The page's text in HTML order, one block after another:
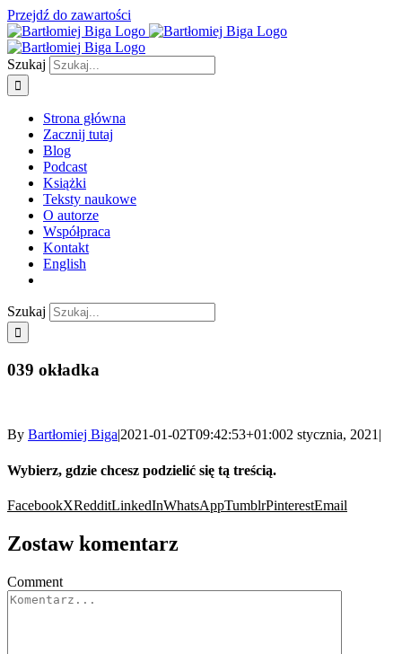
Przejdź do zawartości
Szukaj
Strona główna
Zacznij tutaj
Blog
Podcast
Książki
Teksty naukowe
O autorze
Współpraca
Kontakt
English
Szukaj
039 okładka
By Bartłomiej Biga|2021-01-02T09:42:53+01:002 stycznia, 2021|
Wybierz, gdzie chcesz podzielić się tą treścią.
FacebookXRedditLinkedInWhatsAppTumblrPinterestEmail
Zostaw komentarz
Comment